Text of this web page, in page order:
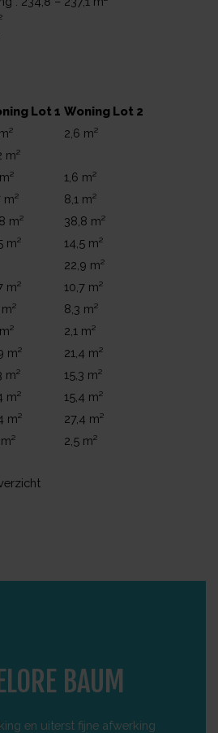
Lot 1 Woning Lot 2
2,6 m²
m²
1,6 m²
m²
8,1 m²
m²
38,8 m²
m²
14,5 m²
22,9 m²
m²
10,7 m²
8,3 m²
2,1 m²
m²
21,4 m²
m²
15,3 m²
m²
15,4 m²
m²
27,4 m²
2,5 m²
BAUM
en uiterst fijne afwerking